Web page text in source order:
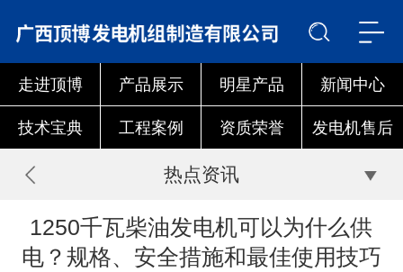
走进顶博 产品展示 明星产品 新闻中心
技术宝典 工程案例 资质荣誉 发电机售后
热点资讯
1250千瓦柴油发电机可以为什么供
电？规格、安全措施和最佳使用技巧